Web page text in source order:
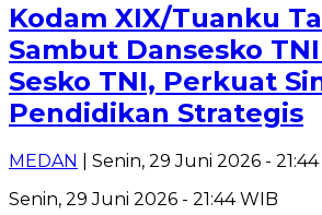
Kodam XIX/Tuanku
Sambut Dansesko
Sesko TNI, Perkuat
Pendidikan Strategis
MEDAN
| Senin, 29 Juni 2026 -
Senin, 29 Juni 2026 - 21:44 WIB